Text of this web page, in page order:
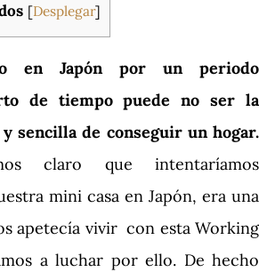
[Desplegar]
en Japón por un periodo
de tiempo puede no ser la
sencilla de conseguir un hogar.
claro que intentaríamos
mini casa en Japón, era una
apetecía vivir con esta Working
a luchar por ello. De hecho